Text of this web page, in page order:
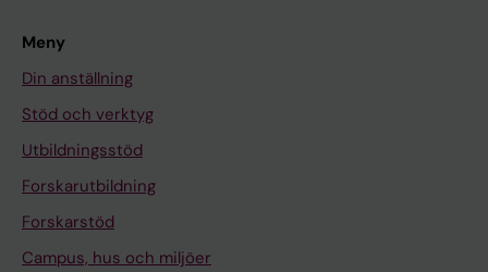
Meny
Din anställning
Stöd och verktyg
Utbildningsstöd
Forskarutbildning
Forskarstöd
Campus, hus och miljöer